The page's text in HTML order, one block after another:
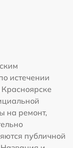
истечении
на ремонт,
публичной